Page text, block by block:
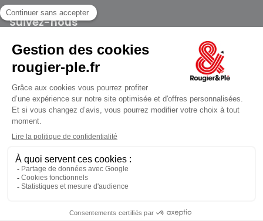
Ferme à 19:30
Suivez-nous
Rougier et Plé 2024 Copyright
Mentions légales
Conditions générales des ventes
Données personnelles
Paiement sécurisé